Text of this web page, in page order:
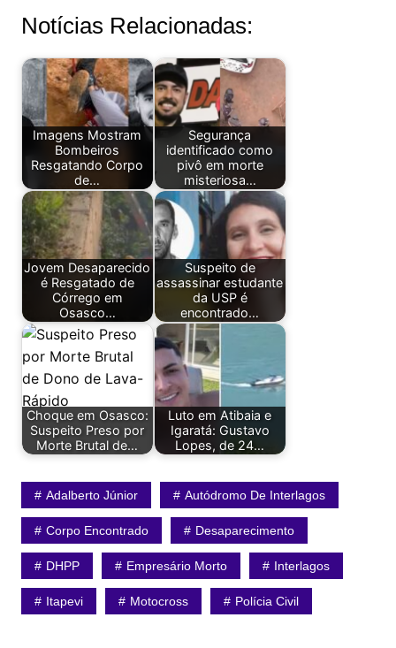
Notícias Relacionadas:
Imagens Mostram
Bombeiros
Resgatando Corpo
de…
Segurança
identificado como
pivô em morte
misteriosa…
Jovem Desaparecido
é Resgatado de
Córrego em
Osasco…
Suspeito de
assassinar estudante
da USP é
encontrado…
Choque em Osasco:
Suspeito Preso por
Morte Brutal de…
Luto em Atibaia e
Igaratá: Gustavo
Lopes, de 24…
Adalberto Júnior Autódromo De Interlagos
Corpo Encontrado Desaparecimento
DHPP Empresário Morto Interlagos
Itapevi Motocross Polícia Civil